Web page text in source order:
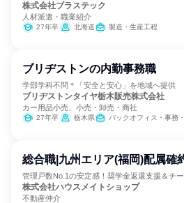
株式会社ブラステック
人材派遣・職業紹介
27年卒 北海道 製造・生産工程
ブリヂストンの内勤事務職
学部学科不問＊「安全と安心」を地域へ提供
ブリヂストンタイヤ栃木販売株式会社
カー用品小売、小売・卸売・商社
27年卒 栃木県 バックオフィス・事務
総合職|九州エリア(福岡)配属確
管理戸数No.1の安定感！奨学金返還支援＆チー
株式会社ハウスメイトショップ
不動産仲介